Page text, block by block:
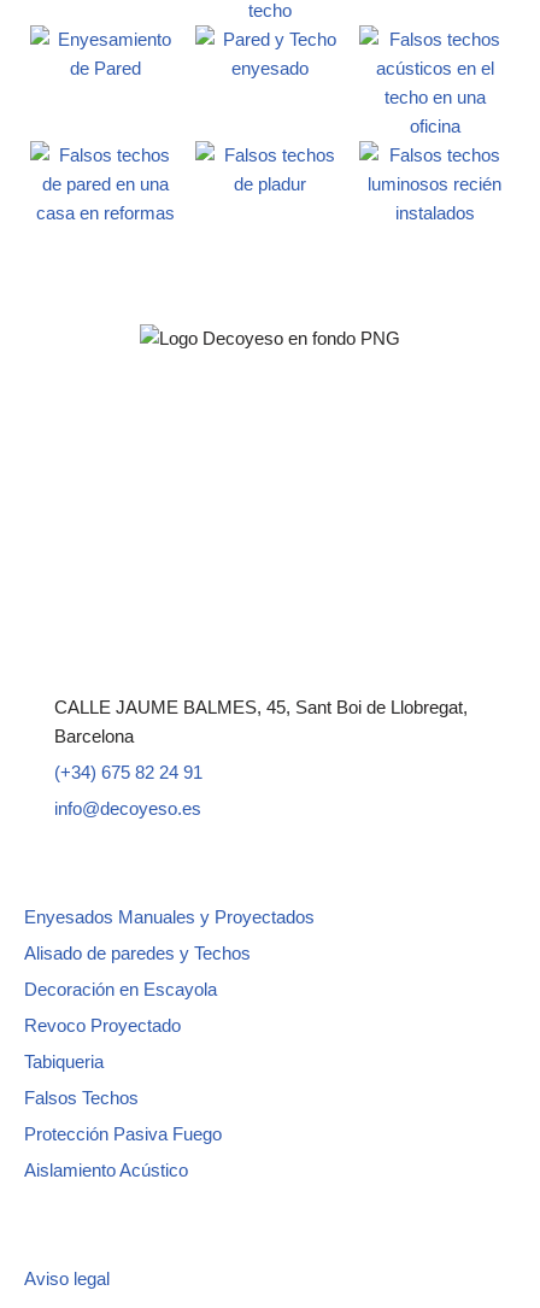
CALLE JAUME BALMES, 45, Sant Boi de Llobregat,
Barcelona
(+34) 675 82 24 91
info@decoyeso.es
Enyesados Manuales y Proyectados
Alisado de paredes y Techos
Decoración en Escayola
Revoco Proyectado
Tabiqueria
Falsos Techos
Protección Pasiva Fuego
Aislamiento Acústico
Aviso legal